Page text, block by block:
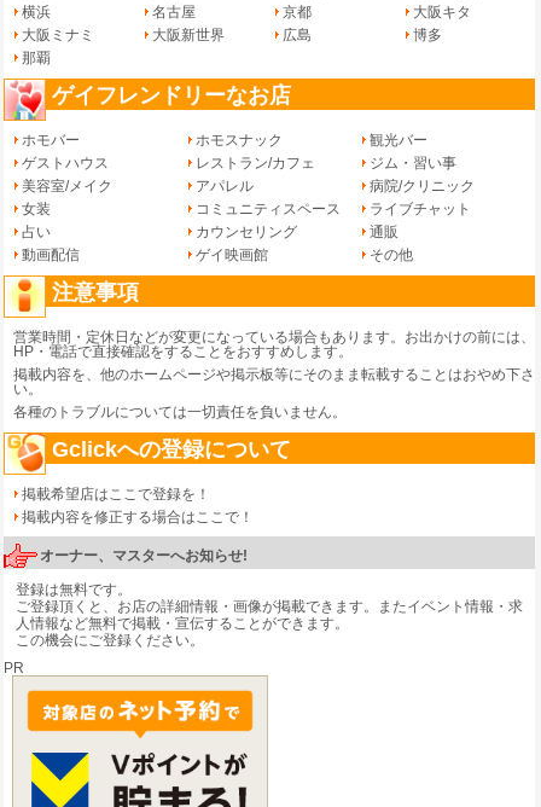
横浜
名古屋 京都
大阪キタ
大阪ミナミ
大阪新世界 広島
博多
那覇
ゲイフレンドリーなお店
ホモバー ホモスナック
観光バー
ゲストハウス
レストラン/カフェ
ジム・習い事
美容室/メイク
アパレル
病院/クリニック
女装
コミュニティスペース
ライブチャット
占い
カウンセリング
通販
動画配信
ゲイ映画館 その他
注意事項
営業時間・定休日などが変更になっている場合もあります。お出かけの前には、
HP・電話で直接確認をすることをおすすめします。
掲載内容を、他のホームページや掲示板等にそのまま転載することはおやめ下さ
い。
各種のトラブルについては一切責任を負いません。
Gclickへの登録について
掲載希望店はここで登録を！
掲載内容を修正する場合はここで！
オーナー、マスターへお知らせ!
登録は無料です。
ご登録頂くと、お店の詳細情報・画像が掲載できます。またイベント情報・求
人情報など無料で掲載・宣伝することができます。
この機会にご登録ください。
PR